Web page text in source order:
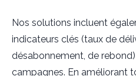
Nos solutions incluent
indicateurs clés (taux de
désabonnement, de
campagnes. En améliorant